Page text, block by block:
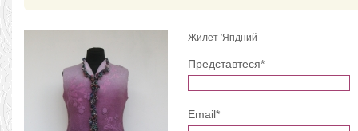
Жилет ′Ягідний
Представтеся*
Email*